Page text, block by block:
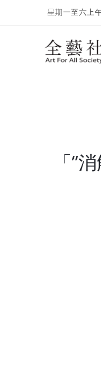
星期一至六上
「”